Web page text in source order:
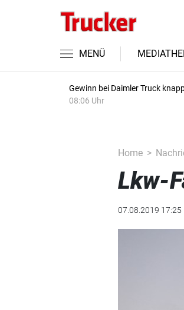
MENÜ
Gewinn bei Daimler Truck
08:06 Uhr
Home
Lkw-
07.08.2019 17:25